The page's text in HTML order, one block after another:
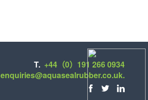
T. +44（0）191 266 0934
enquiries@aquasealrubber.co.uk.